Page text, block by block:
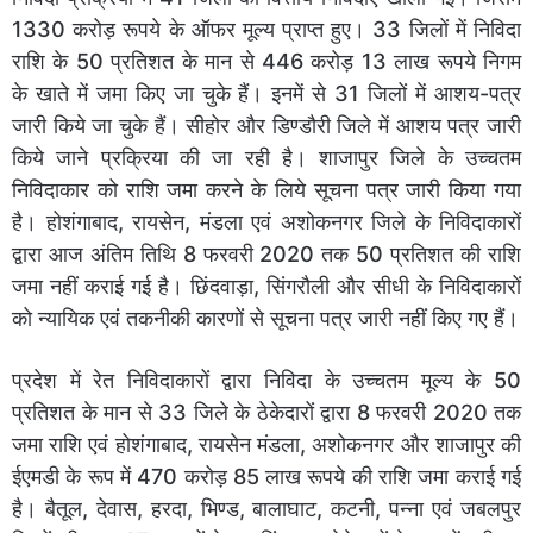
1330 करोड़ रूपये के ऑफर मूल्य प्राप्त हुए। 33 जिलों में निविदा
राशि के 50 प्रतिशत के मान से 446 करोड़ 13 लाख रूपये निगम
के खाते में जमा किए जा चुके हैं। इनमें से 31 जिलों में आशय-पत्र
जारी किये जा चुके हैं। सीहोर और डिण्‍डौरी जिले में आशय पत्र जारी
किये जाने प्रक्रिया की जा रही है। शाजापुर जिले के उच्‍चतम
निविदाकार को राशि जमा करने के लिये सूचना पत्र जारी किया गया
है। होशंगाबाद, रायसेन, मंडला एवं अशोकनगर जिले के निविदाकारों
द्वारा आज अंतिम तिथि 8 फरवरी 2020 तक 50 प्रतिशत की राशि
जमा नहीं कराई गई है। छिंदवाड़ा, सिंगरौली और सीधी के निविदाकारों
को न्‍यायिक एवं तकनीकी कारणों से सूचना पत्र जारी नहीं किए गए हैं।
प्रदेश में रेत निविदाकारों द्वारा निविदा के उच्चतम मूल्य के 50
प्रतिशत के मान से 33 जिले के ठेकेदारों द्वारा 8 फरवरी 2020 तक
जमा राशि एवं होशंगाबाद, रायसेन मंडला, अशोकनगर और शाजापुर की
ईएमडी के रूप में 470 करोड़ 85 लाख रूपये की राशि जमा कराई गई
है। बैतूल, देवास, हरदा, भिण्‍ड, बालाघाट, कटनी, पन्‍ना एवं जबलपुर